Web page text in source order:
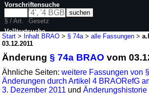
Start > Inhalt BRAO > § 74a >alle Fassungen >
03.12.2011
Änderung§ 74a BRAO vom
Ähnliche Seiten:weitere Fassungen von
Änderungen durch Artikel 4 BRAORefG
3. Dezember 2011 undÄnderungshistorie
Vorschriftensuche
§ / Art.
Gesetz
Volltextsuche